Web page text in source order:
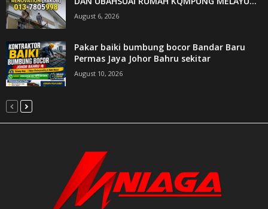
August 6, 2026
Pakar baiki bumbung bocor Bandar Baru
Permas Jaya Johor Bahru sekitar
August 10, 2026